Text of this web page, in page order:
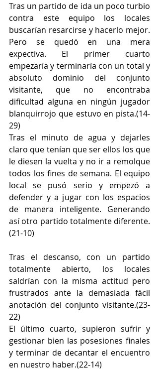
Tras un partido de ida un poco turbio
contra este equipo los locales
buscarían resarcirse y hacerlo mejor.
Pero se quedó en una mera
expectiva. El primer cuarto
empezaría y terminaría con un total y
absoluto dominio del conjunto
visitante, que no encontraba
dificultad alguna en ningún jugador
blanquirrojo que estuvo en pista.(14-
29)
Tras el minuto de agua y dejarles
claro que tenían que ser ellos los que
le diesen la vuelta y no ir a remolque
todos los fines de semana. El equipo
local se pusó serio y empezó a
defender y a jugar con los espacios
de manera inteligente. Generando
así otro partido totalmente diferente.
(21-10)
Tras el descanso, con un partido
totalmente abierto, los locales
saldrían con la misma actitud pero
frustrados ante la demasiada fácil
anotación del conjunto visitante.(23-
22)
El último cuarto, supieron sufrir y
gestionar bien las posesiones finales
y terminar de decantar el encuentro
en nuestro haber.(22-14)